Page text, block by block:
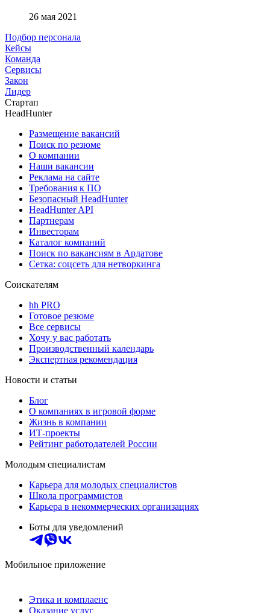
26 мая 2021
Подбор персонала
Кейсы
Команда
Сервисы
Закон
Лидер
Стартап
HeadHunter
Размещение вакансий
Поиск по резюме
О компании
Наши вакансии
Реклама на сайте
Требования к ПО
Безопасный HeadHunter
HeadHunter API
Партнерам
Инвесторам
Каталог компаний
Поиск по вакансиям в Ардатове
Сетка: соцсеть для нетворкинга
Соискателям
hh PRO
Готовое резюме
Все сервисы
Хочу у вас работать
Производственный календарь
Экспертная рекомендация
Новости и статьи
Блог
О компаниях в игровой форме
Жизнь в компании
ИТ-проекты
Рейтинг работодателей России
Молодым специалистам
Карьера для молодых специалистов
Школа программистов
Карьера в некоммерческих организациях
Боты для уведомлений
Мобильное приложение
Этика и комплаенс
Оказание услуг